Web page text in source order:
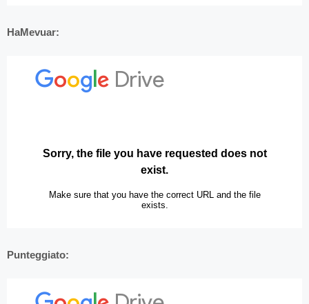
HaMevuar:
Punteggiato: